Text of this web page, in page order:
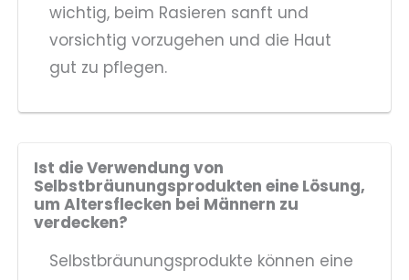
wichtig, beim Rasieren sanft und
vorsichtig vorzugehen und die Haut
gut zu pflegen.
Ist die Verwendung von
Selbstbräunungsprodukten eine Lösung,
um Altersflecken bei Männern zu
verdecken?
Selbstbräunungsprodukte können eine